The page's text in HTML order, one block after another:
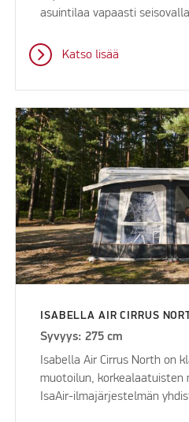
asuintilaa vapaasti
Katso lisää
ISABELLA AIR CIRRUS
Syvyys: 275 cm
Isabella Air Cirrus North on
muotoilun, korkealaatuisten
IsaAir-ilmajärjestelmän